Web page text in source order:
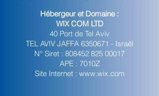
Hébergeur et Domaine :
WIX COM LTD
40 Port de Tel Aviv
TEL AVIV JAFFA 6350671 - Israël
N° Siret : 808452 825 00017
APE : 7010Z
Site Internet : www.wix.com